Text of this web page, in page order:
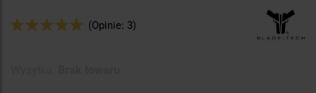
Ocena:
(Opinie: 3)